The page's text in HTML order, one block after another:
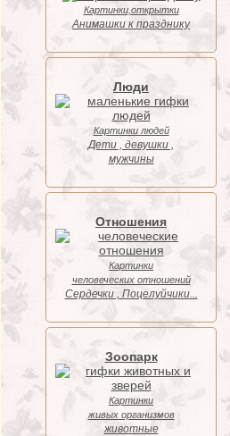
Картинки,открытки
Анимашки к празднику
Люди
Картинки людей
Дети , девушки ,
мужчины
Отношения
Картинки
человеческих отношений
Cердечки , Поцелуйчики...
Зоопарк
Картинки
живых организмов
животные